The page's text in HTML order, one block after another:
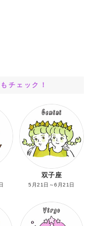
チェック！
双子座
5月21日～6月21日